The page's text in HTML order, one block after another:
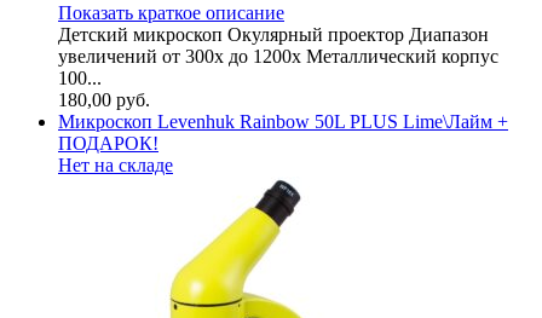
Показать краткое описание
Детский микроскоп Окулярный проектор Диапазон
увеличений от 300х до 1200х Металлический корпус
100...
180,00 руб.
Микроскоп Levenhuk Rainbow 50L PLUS Lime\Лайм +
ПОДАРОК!
Нет на складе